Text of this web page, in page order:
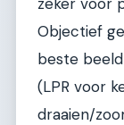
Objectief
beste
(LPR voor
draaien/